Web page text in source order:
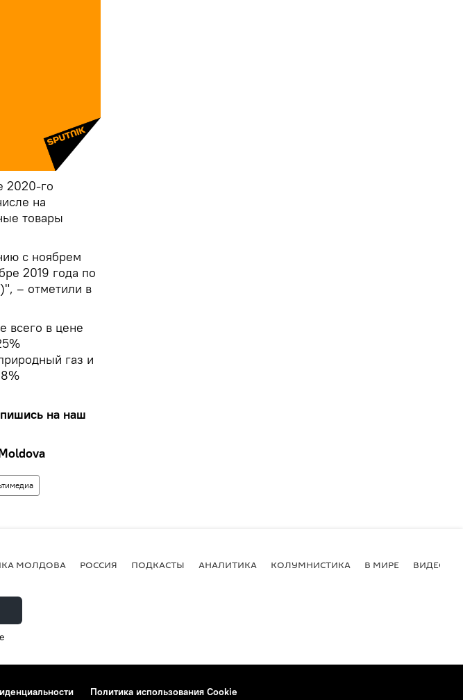
2020-го
на
товары
с ноябрем
2019 года по
– отметили в
всего в цене
газ и
на наш
МОЛДОВА РОССИЯ ПОДКАСТЫ АНАЛИТИКА КОЛУМНИСТИКА В МИРЕ ВИДЕО
Политика использования Cookie